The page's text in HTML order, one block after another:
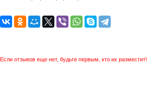
Если отзывов еще нет, будьте первым, кто их разместит!